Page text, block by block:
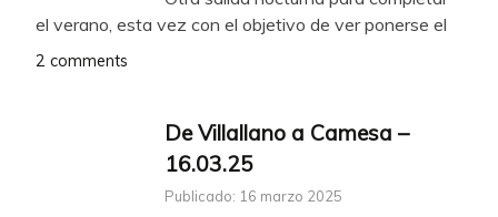
el verano, esta vez con el objetivo de ver ponerse el
2 comments
De Villallano a Camesa –
16.03.25
Publicado: 16 marzo 2025